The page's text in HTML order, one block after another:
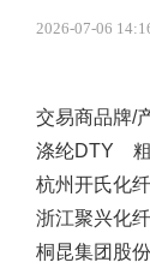
2026-07-06
交易商品牌/
涤纶DTY 粗
杭州开氏化
浙江聚兴化
桐昆集团股